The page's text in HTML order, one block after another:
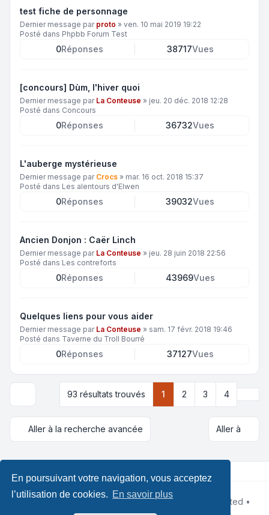
En poursuivant votre navigation, vous acceptez
l’utilisation de cookies. En savoir plus
test fiche de personnage
Dernier message par proto » ven. 10 mai 2019 19:22
Posté dans Phpbb Forum Test
0Réponses 38717Vues
[concours] Dùm, l'hiver quoi
Dernier message par La Conteuse » jeu. 20 déc. 2018 12:28
Posté dans Concours
0Réponses 36732Vues
L'auberge mystérieuse
Dernier message par Crocs » mar. 16 oct. 2018 15:37
Posté dans Les alentours d'Elwen
0Réponses 39032Vues
Ancien Donjon : Caër Linch
Dernier message par La Conteuse » jeu. 28 juin 2018 22:56
Posté dans Les contreforts
0Réponses 43969Vues
Quelques liens pour vous aider
Dernier message par La Conteuse » sam. 17 févr. 2018 19:46
Posté dans Taverne du Troll Bourré
0Réponses 37127Vues
Options d’affichage et de tri
93 résultats trouvés 1 2 3 4
Aller à la recherche avancée Aller à
® Forum Software © phpBB Limited •